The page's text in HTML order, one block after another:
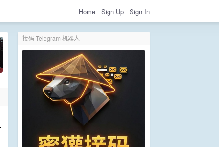
Home Sign Up Sign In
接码 Telegram 机器人